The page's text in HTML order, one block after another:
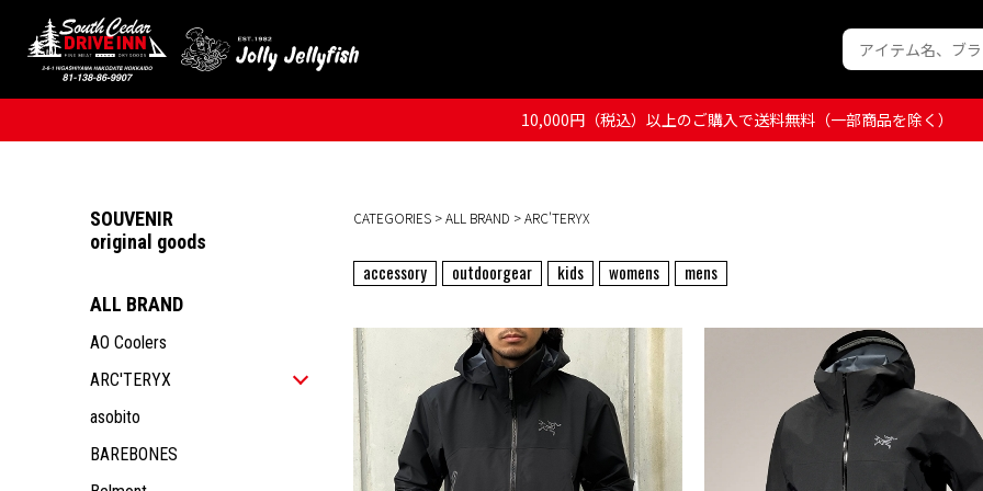
10,000円（税込）以上のご購入で送料無料（一部商品を除く）
SOUVENIR
original goods
ALL BRAND
AO Coolers
ARC'TERYX
ALL ITEM
ALL ITEM
WOMEN
asobito
BAREBONES
CATEGORIES >ALL BRAND > ARC'TERYX
accessory outdoorgear kids womens mens